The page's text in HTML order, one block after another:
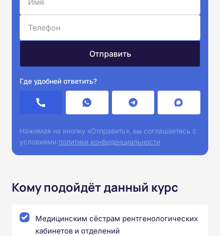
Где удобней ответить?
Нажимая на кнопку «Отправить», вы соглашаетесь с
условиями политики конфиденциальности
Кому подойдёт данный курс
Медицинским сёстрам рентгенологических
кабинетов и отделений